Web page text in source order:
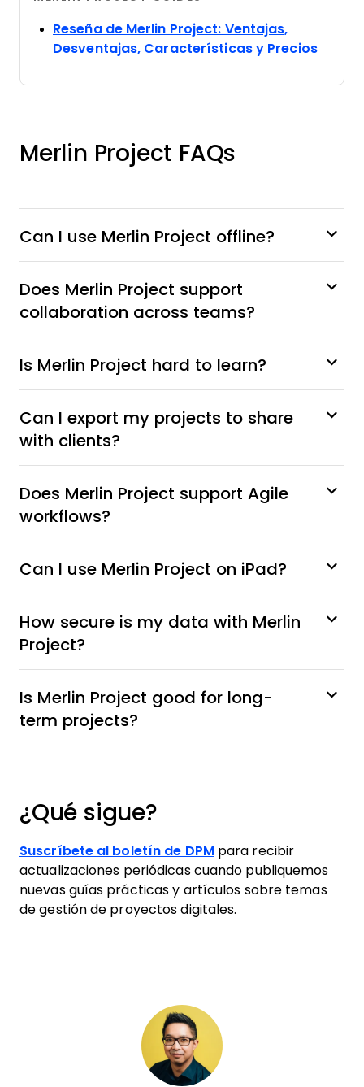
Reseña de Merlin Project: Ventajas,
Desventajas, Características y Precios
Merlin Project FAQs
Can I use Merlin Project offline?
Does Merlin Project support
collaboration across teams?
Is Merlin Project hard to learn?
Can I export my projects to share
with clients?
Does Merlin Project support Agile
workflows?
Can I use Merlin Project on iPad?
How secure is my data with Merlin
Project?
Is Merlin Project good for long-
term projects?
¿Qué sigue?
Suscríbete al boletín de DPMpara recibir
actualizaciones periódicas cuando publiquemos
nuevas guías prácticas y artículos sobre temas
de gestión de proyectos digitales.